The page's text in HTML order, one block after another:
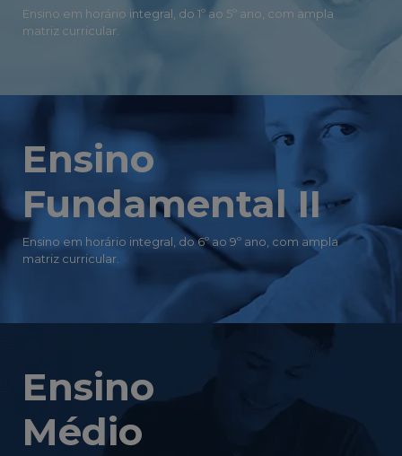
Ensino em horário integral, do 1º ao 5º ano, com ampla
matriz curricular.
Ensino
Fundamental II
Ensino em horário integral, do 6º ao 9º ano, com ampla
matriz curricular.
Ensino
Médio